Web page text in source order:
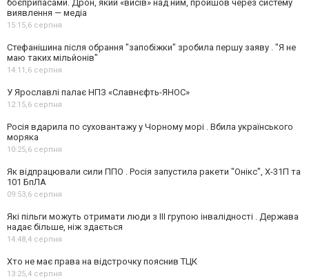
боєприпасами. Дрон, який «висів» над ним, пройшов через систему
виявлення — медіа
15:15, 6 серпня
Стефанішина після обрання "запобіжки" зробила першу заяву . "Я не
маю таких мільйонів"
14:11, 6 серпня
У Ярославлі палає НПЗ «Славнєфть-ЯНОС»
12:15, 6 серпня
Росія вдарила по суховантажу у Чорному морі . Вбила українського
моряка
10:25, 6 серпня
Як відпрацювали сили ППО . Росія запустила ракети "Онікс", Х-31П та
101 БпЛА
09:53, 6 серпня
Які пільги можуть отримати люди з III групою інвалідності . Держава
надає більше, ніж здається
14:48, 4 серпня
Хто не має права на відстрочку пояснив ТЦК
13:25, 4 серпня